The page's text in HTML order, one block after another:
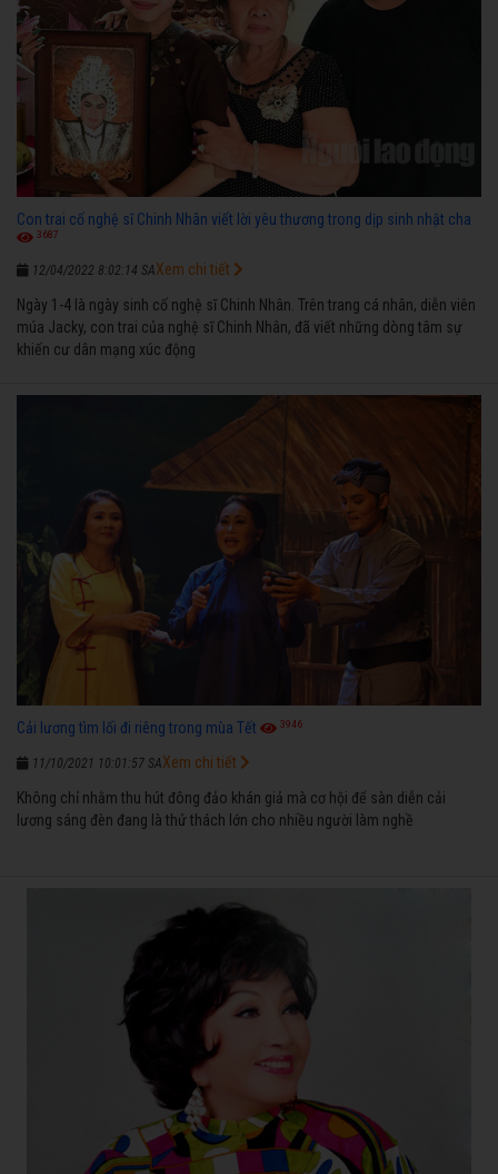
Con trai cố nghệ sĩ Chinh Nhân viết lời yêu thương trong dịp sinh nhật cha
3687
12/04/2022 8:02:14 SA
Ngày 1-4 là ngày sinh cố nghệ sĩ Chinh Nhân. Trên trang cá nhân, diễn viên
múa Jacky, con trai của nghệ sĩ Chinh Nhân, đã viết những dòng tâm sự
khiến cư dân mạng xúc động
Xem chi tiết
Cải lương tìm lối đi riêng trong mùa Tết 3946
11/10/2021 10:01:57 SA
Không chỉ nhằm thu hút đông đảo khán giả mà cơ hội để sàn diễn cải
lương sáng đèn đang là thử thách lớn cho nhiều người làm nghề
Xem chi tiết